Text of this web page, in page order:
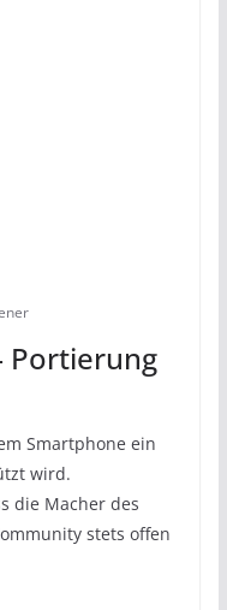
Portierung
Smartphone ein
wird.
die Macher des
stets offen